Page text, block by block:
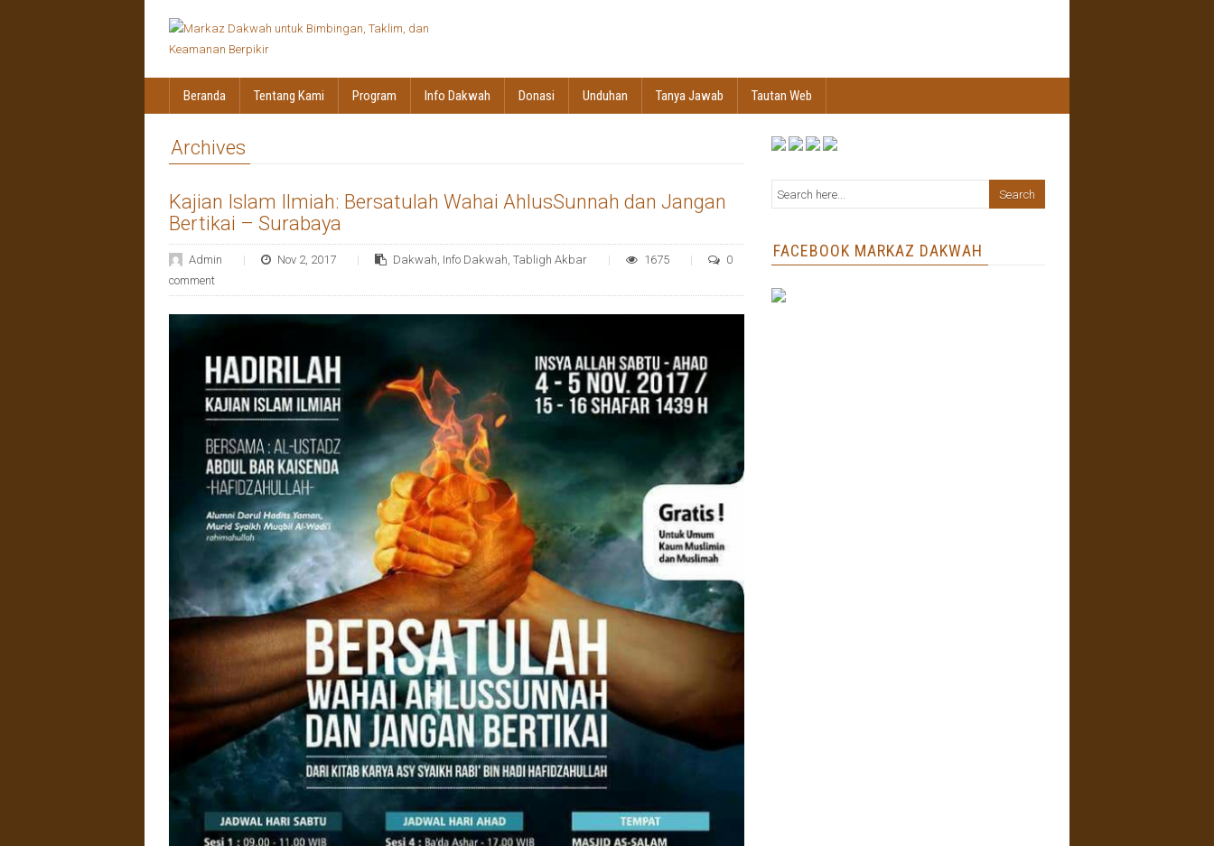
Beranda Tentang Kami Program Info Dakwah Donasi Unduhan Tanya Jawab Tautan Web
Archives
Kajian Islam Ilmiah: Bersatulah Wahai AhlusSunnah dan Jangan
Bertikai – Surabaya
Admin Nov 2, 2017 Dakwah, Info Dakwah, Tabligh Akbar 1675
0
comment
FACEBOOK MARKAZ DAKWAH